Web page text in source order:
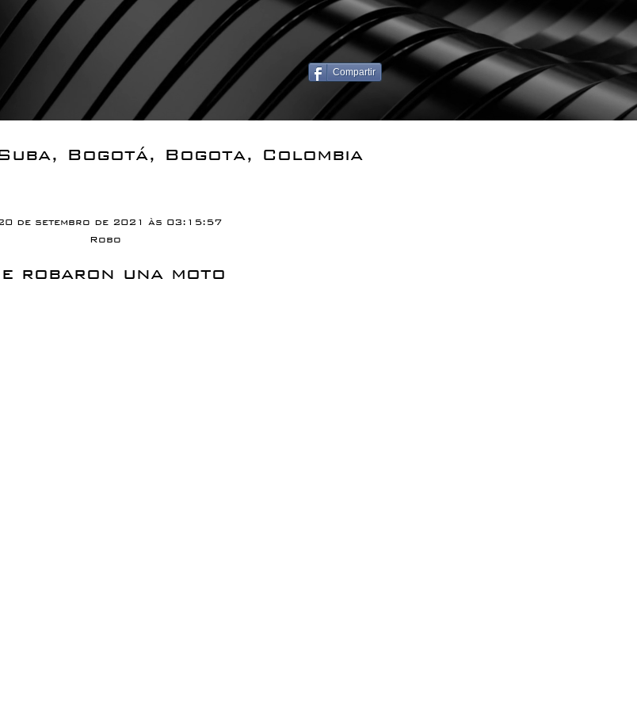
Compartir
Bogotá, Bogota, Colombia
de setembro de 2021 às 03:15:57
Robo
robaron una moto